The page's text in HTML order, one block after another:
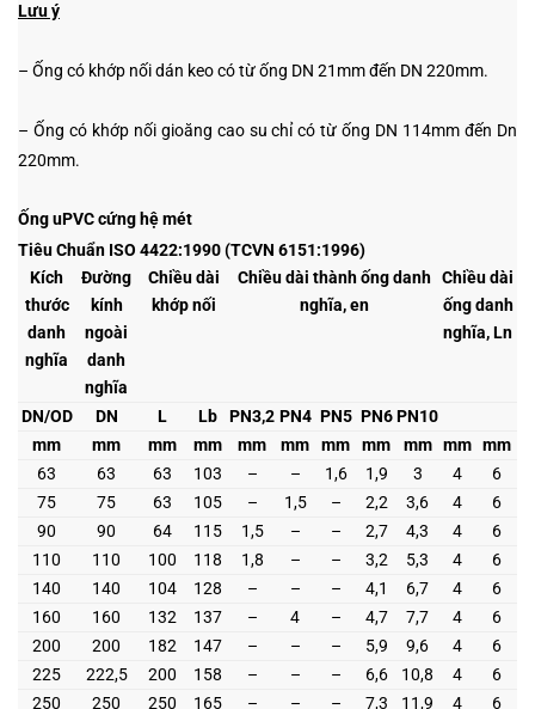
Lưu ý
– Ống có khớp nối dán keo có từ ống DN 21mm đến DN 220mm.
– Ống có khớp nối gioăng cao su chỉ có từ ống DN 114mm đến Dn
220mm.
Ống uPVC cứng hệ mét
Tiêu Chuẩn ISO 4422:1990 (TCVN 6151:1996)
Kích
thước
danh
nghĩa
Đường
kính
ngoài
danh
nghĩa
Chiều dài
khớp nối
Chiều dài thành ống danh
nghĩa, en
Chiều dài
ống danh
nghĩa, Ln
DN/OD DN L Lb PN3,2 PN4 PN5 PN6 PN10
mm
mm mm mm mm mm mm mm mm mm mm
63
63 63 103 – – 1,6 1,9 3 4
6
75
75 63 105 – 1,5 – 2,2 3,6 4
6
90
90 64 115 1,5 – – 2,7 4,3 4
6
110
110 100 118 1,8 – – 3,2 5,3 4
6
140
140 104 128 – – – 4,1 6,7 4
6
160
160 132 137 – 4 – 4,7 7,7 4
6
200
200 182 147 – – – 5,9 9,6 4
6
225
222,5 200 158 – – – 6,6 10,8 4
6
250
250 250 165 – – – 7,3 11,9 4 6